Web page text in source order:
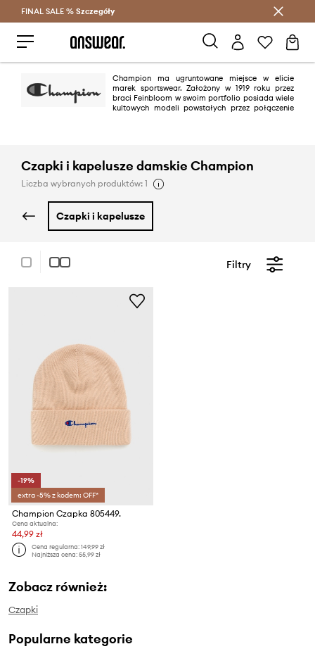
Oszczędzaj z Answear Club >
FINAL SALE % Szczegóły
Champion ma ugruntowane miejsce w elicie
marek sportswear. Założony w 1919 roku przez
braci Feinbloom w swoim portfolio posiada wiele
kultowych modeli powstałych przez połączenie
Czapki i kapelusze damskie Champion
Liczba wybranych produktów: 1
czapki i kapelusze
Filtry
-19%
extra -5% z kodem: OFF*
Champion Czapka 805449.
Cena aktualna:
44,99 zł
Cena regularna:149,99 zł
Najniższa cena:55,99 zł
Zobacz również:
Czapki
Popularne kategorie